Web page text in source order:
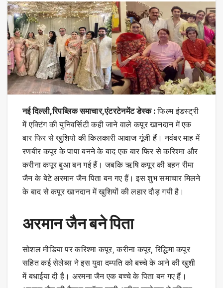
नई दिल्ली,रिपब्लिक समाचार,एंटरटेनमेंट डेस्क :फिल्म इंडस्ट्री
में एक्टिंग की युनिवर्सिटी कही जाने वाले कपूर खानदान में एक
बार फिर से खुशियो की किलकारी आवाज गूंजी हैं। नवंबर माह में
रणबीर कपूर के पापा बनने के बाद एक बार फिर से करिश्मा और
करीना कपूर बुआ बन गई हैं। जबकि ऋषि कपूर की बहन रीमा
जैन के बेटे अरमान जैन पिता बन गए हैं। इस शुभ समाचार मिलने
के बाद से कपूर खानदान में खुशियों की लहार दौड़ गयी है।
अरमान जैन बने पिता
सोशल मीडिया पर करिश्मा कपूर, करीना कपूर, रिद्धिमा कपूर
सहित कई सेलेब्स ने इस युवा दम्पति को बच्चे के आने की खुशी
में बधाईया दी है। अरमना जैन एक बच्चे के पिता बन गए हैं।